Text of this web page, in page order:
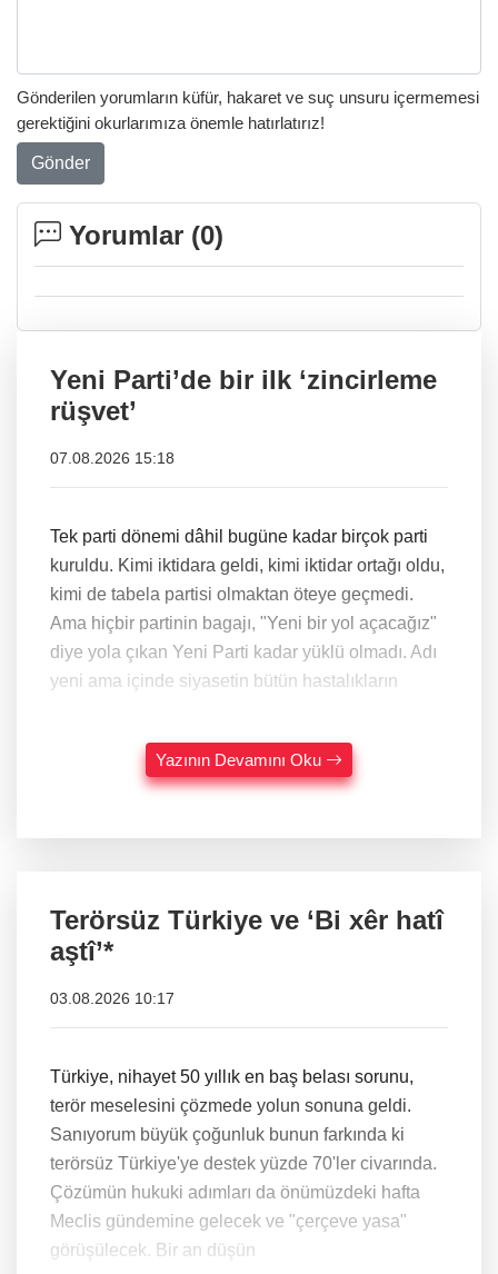
Gönderilen yorumların küfür, hakaret ve suç unsuru içermemesi
gerektiğini okurlarımıza önemle hatırlatırız!
Gönder
Yorumlar (0)
Yeni Parti’de bir ilk ‘zincirleme
rüşvet’
07.08.2026 15:18
Tek parti dönemi dâhil bugüne kadar birçok parti
kuruldu. Kimi iktidara geldi, kimi iktidar ortağı oldu,
kimi de tabela partisi olmaktan öteye geçmedi.
Ama hiçbir partinin bagajı, "Yeni bir yol açacağız"
diye yola çıkan Yeni Parti kadar yüklü olmadı. Adı
yeni ama içinde siyasetin bütün hastalıkların
Yazının Devamını Oku
Terörsüz Türkiye ve ‘Bi xêr hatî
aştî’*
03.08.2026 10:17
Türkiye, nihayet 50 yıllık en baş belası sorunu,
terör meselesini çözmede yolun sonuna geldi.
Sanıyorum büyük çoğunluk bunun farkında ki
terörsüz Türkiye'ye destek yüzde 70'ler civarında.
Çözümün hukuki adımları da önümüzdeki hafta
Meclis gündemine gelecek ve "çerçeve yasa"
görüşülecek. Bir an düşün